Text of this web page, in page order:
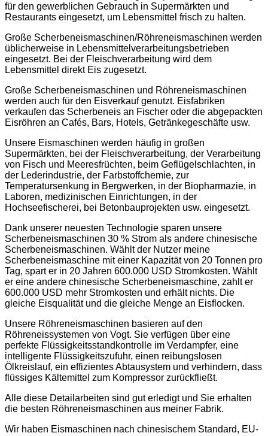
für den gewerblichen Gebrauch in Supermärkten und
Restaurants eingesetzt, um Lebensmittel frisch zu halten.
Große Scherbeneismaschinen/Röhreneismaschinen werden
üblicherweise in Lebensmittelverarbeitungsbetrieben
eingesetzt. Bei der Fleischverarbeitung wird dem
Lebensmittel direkt Eis zugesetzt.
Große Scherbeneismaschinen und Röhreneismaschinen
werden auch für den Eisverkauf genutzt. Eisfabriken
verkaufen das Scherbeneis an Fischer oder die abgepackten
Eisröhren an Cafés, Bars, Hotels, Getränkegeschäfte usw.
Unsere Eismaschinen werden häufig in großen
Supermärkten, bei der Fleischverarbeitung, der Verarbeitung
von Fisch und Meeresfrüchten, beim Geflügelschlachten, in
der Lederindustrie, der Farbstoffchemie, zur
Temperatursenkung in Bergwerken, in der Biopharmazie, in
Laboren, medizinischen Einrichtungen, in der
Hochseefischerei, bei Betonbauprojekten usw. eingesetzt.
Dank unserer neuesten Technologie sparen unsere
Scherbeneismaschinen 30 % Strom als andere chinesische
Scherbeneismaschinen. Wählt der Nutzer meine
Scherbeneismaschine mit einer Kapazität von 20 Tonnen pro
Tag, spart er in 20 Jahren 600.000 USD Stromkosten. Wählt
er eine andere chinesische Scherbeneismaschine, zahlt er
600.000 USD mehr Stromkosten und erhält nichts. Die
gleiche Eisqualität und die gleiche Menge an Eisflocken.
Unsere Röhreneismaschinen basieren auf den
Röhreneissystemen von Vogt. Sie verfügen über eine
perfekte Flüssigkeitsstandkontrolle im Verdampfer, eine
intelligente Flüssigkeitszufuhr, einen reibungslosen
Ölkreislauf, ein effizientes Abtausystem und verhindern, dass
flüssiges Kältemittel zum Kompressor zurückfließt.
Alle diese Detailarbeiten sind gut erledigt und Sie erhalten
die besten Röhreneismaschinen aus meiner Fabrik.
Wir haben Eismaschinen nach chinesischem Standard, EU-